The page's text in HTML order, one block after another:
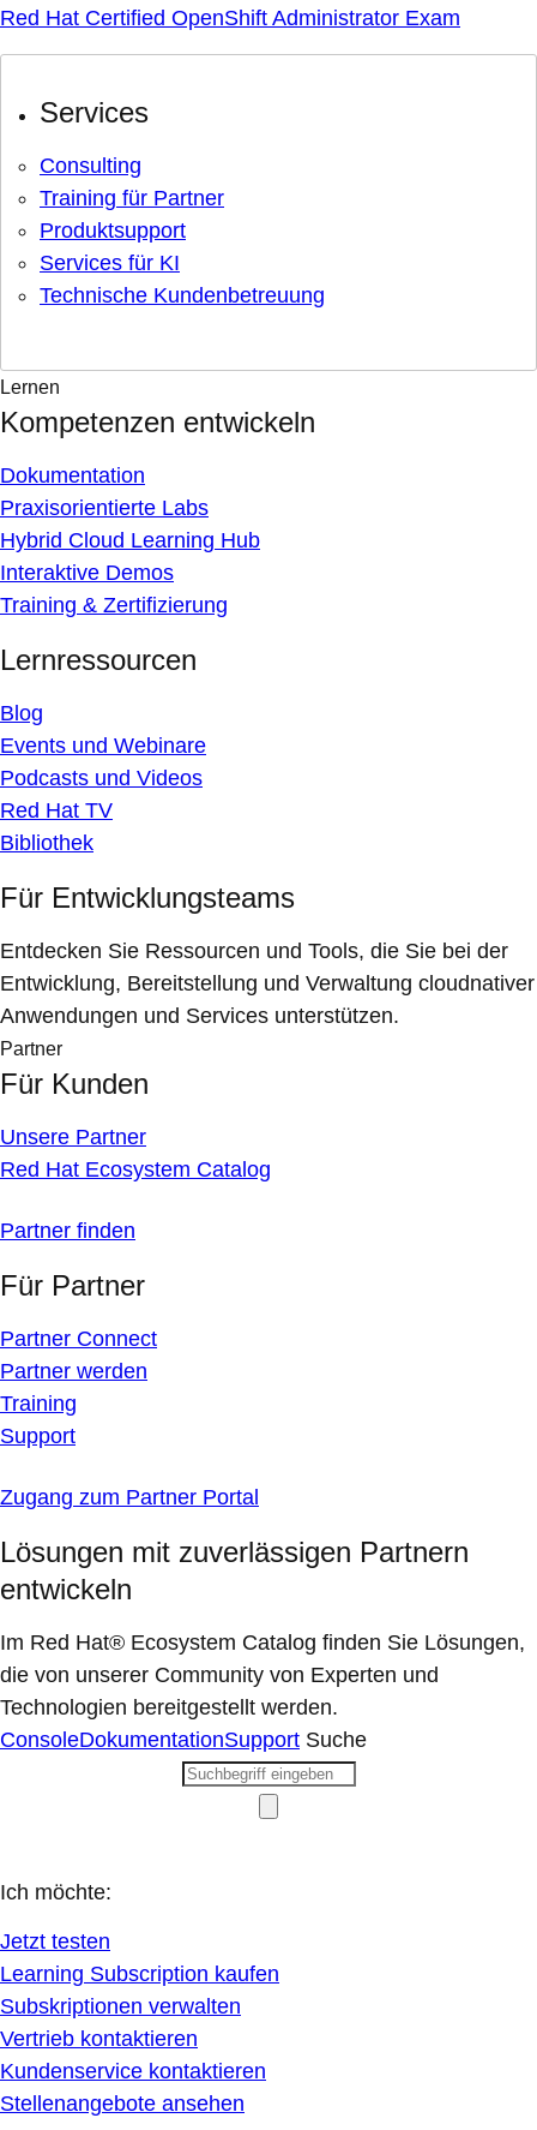
Red Hat Certified OpenShift Administrator Exam
Services
Consulting
Training für Partner
Produktsupport
Services für KI
Technische Kundenbetreuung
Lernen
Kompetenzen entwickeln
Dokumentation
Praxisorientierte Labs
Hybrid Cloud Learning Hub
Interaktive Demos
Training & Zertifizierung
Lernressourcen
Blog
Events und Webinare
Podcasts und Videos
Red Hat TV
Bibliothek
Für Entwicklungsteams
Entdecken Sie Ressourcen und Tools, die Sie bei der
Entwicklung, Bereitstellung und Verwaltung cloudnativer
Anwendungen und Services unterstützen.
Partner
Für Kunden
Unsere Partner
Red Hat Ecosystem Catalog
Partner finden
Für Partner
Partner Connect
Partner werden
Training
Support
Zugang zum Partner Portal
Lösungen mit zuverlässigen Partnern
entwickeln
Im Red Hat® Ecosystem Catalog finden Sie Lösungen,
die von unserer Community von Experten und
Technologien bereitgestellt werden.
ConsoleDokumentationSupport Suche
Ich möchte:
Jetzt testen
Learning Subscription kaufen
Subskriptionen verwalten
Vertrieb kontaktieren
Kundenservice kontaktieren
Stellenangebote ansehen